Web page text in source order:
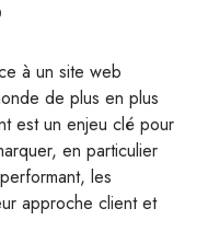
à un site web
de plus en plus
est un enjeu clé pour
en particulier
les
approche client et